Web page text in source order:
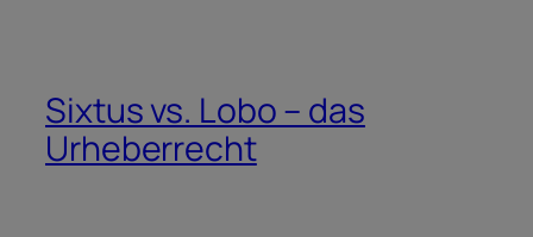
Sixtus vs. Lobo – das
Urheberrecht